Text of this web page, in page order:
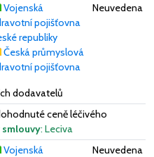
Vojenská
pojišťovna
republiky
Česká průmyslová
pojišťovna
dodavatelů
Neuvedena
ceně léčivého
smlouvy: Leciva
Vojenská
Neuvedena